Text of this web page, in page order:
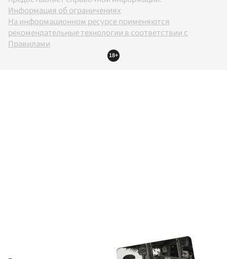
Информация об ограничениях
На информационном ресурсе применяются
рекомендательные технологии в соответствии с
Правилами
18+